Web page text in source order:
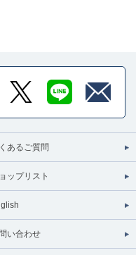
あるご質問
ップリスト
い合わせ